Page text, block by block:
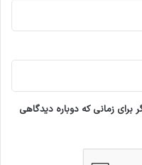
زمانی که دوباره دیدگاهی